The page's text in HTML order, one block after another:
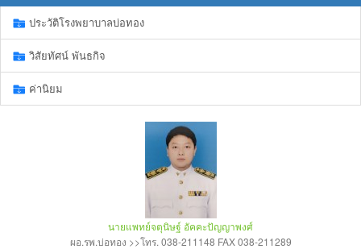
ประวัติโรงพยาบาลบ่อทอง
วิสัยทัศน์ พันธกิจ
ค่านิยม
นายแพทย์จตุนิษฐ์ อัคคะปัญญาพงศ์
ผอ.รพ.บ่อทอง >>โทร. 038-211148 FAX 038-211289